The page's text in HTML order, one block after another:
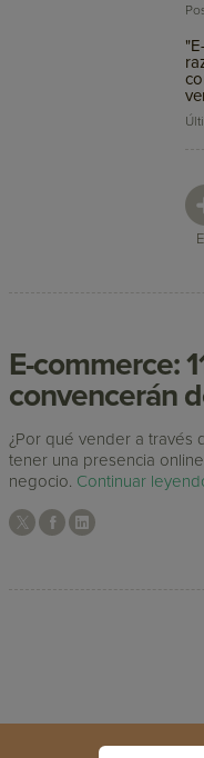
E-commerce:
convencerán
¿Por qué vender a través
tener una presencia
negocio. Continuar